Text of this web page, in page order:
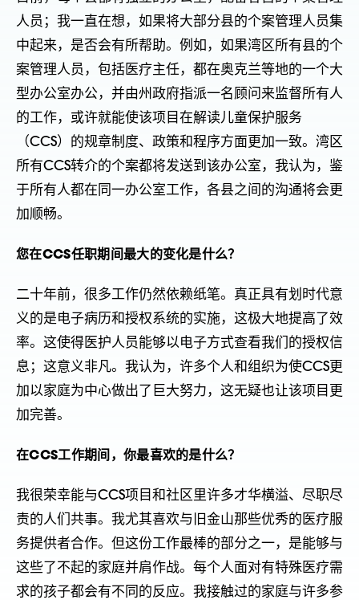
人员；我一直在想，如果将大部分县的个案管理人员集
中起来，是否会有所帮助。例如，如果湾区所有县的个
案管理人员，包括医疗主任，都在奥克兰等地的一个大
型办公室办公，并由州政府指派一名顾问来监督所有人
的工作，或许就能使该项目在解读儿童保护服务
（CCS）的规章制度、政策和程序方面更加一致。湾区
所有CCS转介的个案都将发送到该办公室，我认为，鉴
于所有人都在同一办公室工作，各县之间的沟通将会更
加顺畅。
您在CCS任职期间最大的变化是什么？
二十年前，很多工作仍然依赖纸笔。真正具有划时代意
义的是电子病历和授权系统的实施，这极大地提高了效
率。这使得医护人员能够以电子方式查看我们的授权信
息；这意义非凡。我认为，许多个人和组织为使CCS更
加以家庭为中心做出了巨大努力，这无疑也让该项目更
加完善。
在CCS工作期间，你最喜欢的是什么？
我很荣幸能与CCS项目和社区里许多才华横溢、尽职尽
责的人们共事。我尤其喜欢与旧金山那些优秀的医疗服
务提供者合作。但这份工作最棒的部分之一，是能够与
这些了不起的家庭并肩作战。每个人面对有特殊医疗需
求的孩子都会有不同的反应。我接触过的家庭与许多参